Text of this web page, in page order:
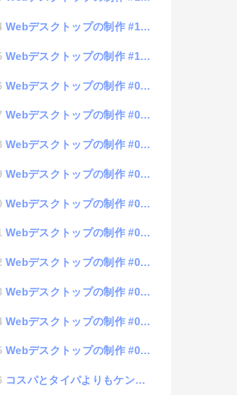
Webデスクトップの制作 #11 整列処理
Webデスクトップの制作 #10 アイコン操作
Webデスクトップの制作 #09 setting.jsonの登録
Webデスクトップの制作 #08 Asset機能の追加
Webデスクトップの制作 #07 アイコン選択モード
Webデスクトップの制作 #06 ウィンドウのリサイズ処理
Webデスクトップの制作 #05 リファクタリング作業
Webデスクトップの制作 #04 ウィンドウの配置と移動
Webデスクトップの制作 #03 ウィンドウ表示
Webデスクトップの制作 #02 アイコン表示
Webデスクトップの制作 #01 基本構造の構築
Webデスクトップの制作 #00 概要
コスパとタイパよりもケンパの方が重要な話